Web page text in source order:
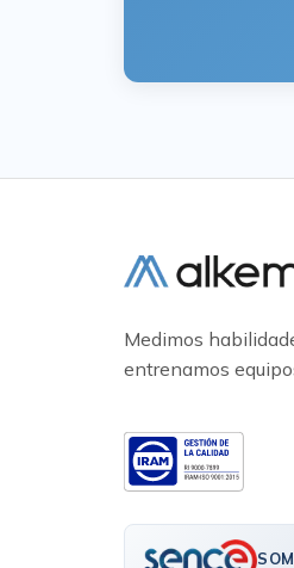
Medimos
entrenamos